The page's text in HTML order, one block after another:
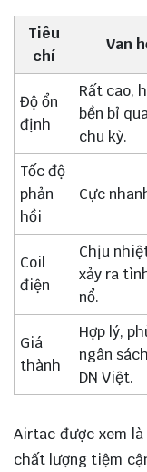
Tiêu
chí
Van
Độ ổn
định
Rất cao,
bền bỉ
chu kỳ.
Tốc độ
phản
hồi
Cực
Coil
điện
Chịu
xảy ra
nổ.
Giá
thành
Hợp lý,
ngân
DN Việt.
Airtac được xem
chất lượng tiệm